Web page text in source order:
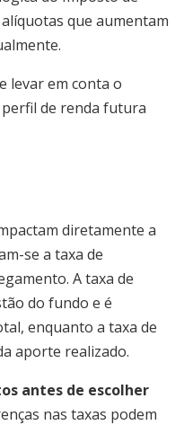
que aumentam
levar em conta o
de renda futura
diretamente a
se a taxa de
A taxa de
do fundo e é
enquanto a taxa de
aporte realizado.
antes de escolher
nas taxas podem